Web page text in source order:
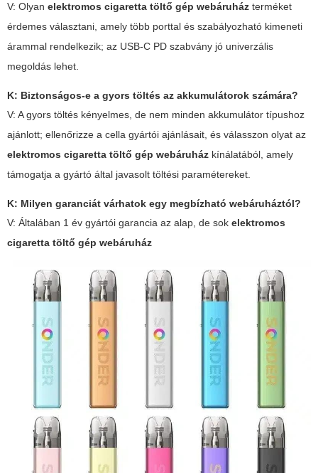
V: Olyan elektromos cigaretta töltő gép webáruház terméket
érdemes választani, amely több porttal és szabályozható kimeneti
árammal rendelkezik; az USB-C PD szabvány jó univerzális
megoldás lehet.
K: Biztonságos-e a gyors töltés az akkumulátorok számára?
V: A gyors töltés kényelmes, de nem minden akkumulátor típushoz
ajánlott; ellenőrizze a cella gyártói ajánlásait, és válasszon olyat az
elektromos cigaretta töltő gép webáruház kínálatából, amely
támogatja a gyártó által javasolt töltési paramétereket.
K: Milyen garanciát várhatok egy megbízható webáruháztól?
V: Általában 1 év gyártói garancia az alap, de sok elektromos
cigaretta töltő gép webáruház